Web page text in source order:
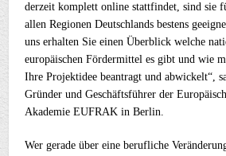
derzeit komplett online stattfindet, sind sie
allen Regionen Deutschlands bestens
uns erhalten Sie einen Überblick welche
europäischen Fördermittel es gibt und wie
Ihre Projektidee beantragt und abwickelt“,
Gründer und Geschäftsführer der
Akademie EUFRAK in Berlin.
Wer gerade über eine berufliche